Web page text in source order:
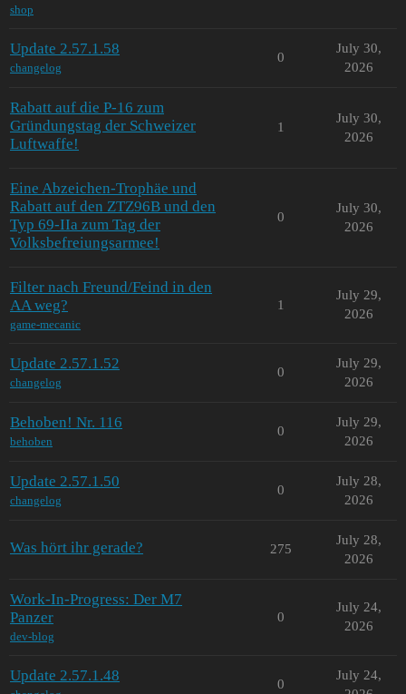
shop
Update 2.57.1.58
changelog
0
July 30,
2026
Rabatt auf die P-16 zum
Gründungstag der Schweizer
Luftwaffe!
1
July 30,
2026
Eine Abzeichen-Trophäe und
Rabatt auf den ZTZ96B und den
Typ 69-IIa zum Tag der
Volksbefreiungsarmee!
0
July 30,
2026
Filter nach Freund/Feind in den
AA weg?
game-mecanic
1
July 29,
2026
Update 2.57.1.52
changelog
0
July 29,
2026
Behoben! Nr. 116
behoben
0
July 29,
2026
Update 2.57.1.50
changelog
0
July 28,
2026
Was hört ihr gerade? 275
July 28,
2026
Work-In-Progress: Der M7
Panzer
dev-blog
0
July 24,
2026
Update 2.57.1.48 0
July 24,